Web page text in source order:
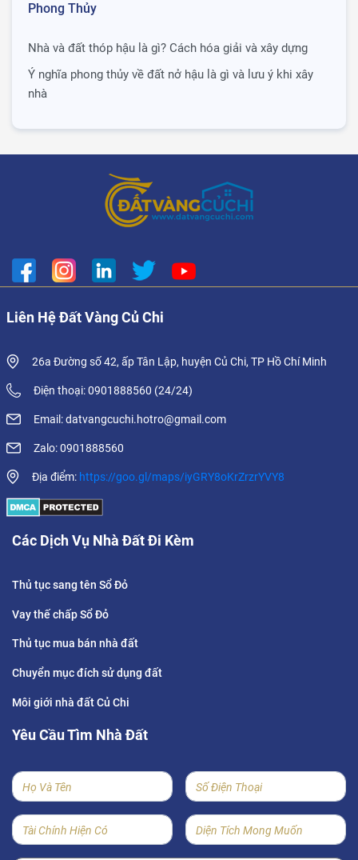
Phong Thủy
Nhà và đất thóp hậu là gì? Cách hóa giải và xây dựng
Ý nghĩa phong thủy về đất nở hậu là gì và lưu ý khi xây
nhà
Liên Hệ Đất Vàng Củ Chi
26a Đường số 42, ấp Tân Lập, huyện Củ Chi, TP Hồ Chí Minh
Điện thoại: 0901888560 (24/24)
Email: datvangcuchi.hotro@gmail.com
Zalo: 0901888560
Địa điểm: https://goo.gl/maps/iyGRY8oKrZrzrYVY8
Các Dịch Vụ Nhà Đất Đi Kèm
Thủ tục sang tên Sổ Đỏ
Vay thế chấp Sổ Đỏ
Thủ tục mua bán nhà đất
Chuyển mục đích sử dụng đất
Môi giới nhà đất Củ Chi
Yêu Cầu Tìm Nhà Đất